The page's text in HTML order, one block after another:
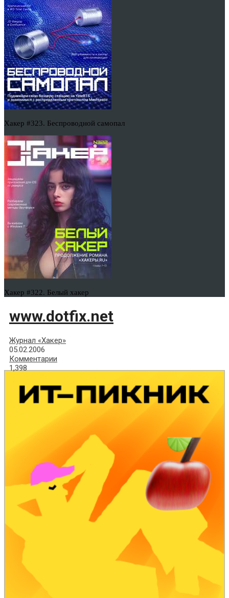
Хакер #323. Беспроводной самопал
Хакер #322. Белый хакер
www.dotfix.net
Журнал «Хакер»
05.02.2006
Комментарии
1,398